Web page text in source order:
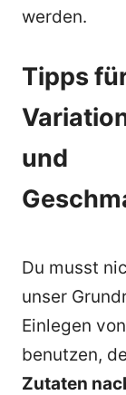
werden.
Tipps
und
Du musst
unser
Einlegen
benutzen,
Zutaten